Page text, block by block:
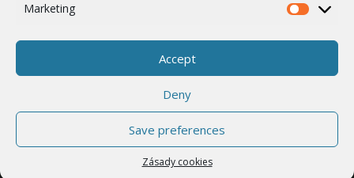
Marketing Marketing
Accept
Deny
Save preferences
Zásady cookies
Ostatní